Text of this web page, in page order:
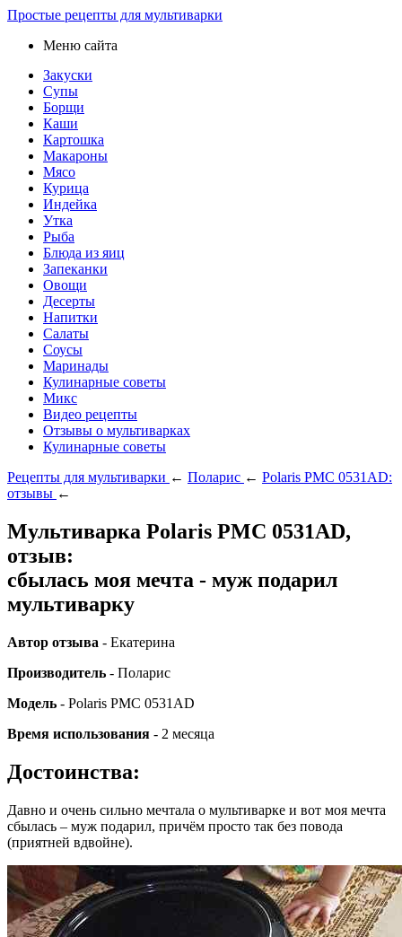
Простые рецепты для мультиварки
Меню сайта
Закуски
Супы
Борщи
Каши
Картошка
Макароны
Мясо
Курица
Индейка
Утка
Рыба
Блюда из яиц
Запеканки
Овощи
Десерты
Напитки
Салаты
Соусы
Маринады
Кулинарные советы
Микс
Видео рецепты
Отзывы о мультиварках
Кулинарные советы
Рецепты для мультиварки ← Поларис ← Polaris PMC 0531AD:
отзывы ←
Мультиварка Polaris PMC 0531AD,
отзыв:
сбылась моя мечта - муж подарил
мультиварку
Автор отзыва - Екатерина
Производитель - Поларис
Модель - Polaris PMC 0531AD
Время использования - 2 месяца
Достоинства:
Давно и очень сильно мечтала о мультиварке и вот моя мечта
сбылась – муж подарил, причём просто так без повода
(приятней вдвойне).